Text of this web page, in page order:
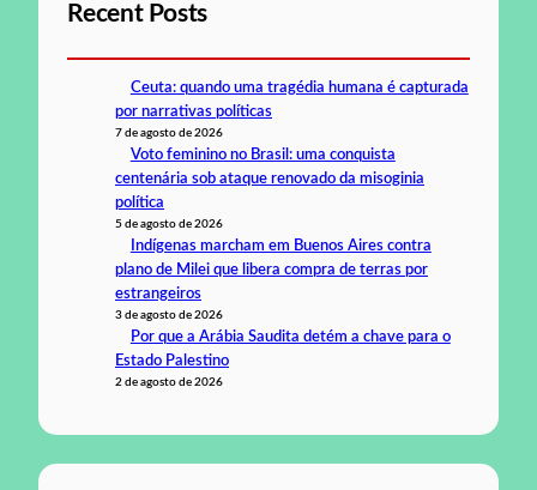
Recent Posts
Ceuta: quando uma tragédia humana é capturada
por narrativas políticas
7 de agosto de 2026
Voto feminino no Brasil: uma conquista
centenária sob ataque renovado da misoginia
política
5 de agosto de 2026
Indígenas marcham em Buenos Aires contra
plano de Milei que libera compra de terras por
estrangeiros
3 de agosto de 2026
Por que a Arábia Saudita detém a chave para o
Estado Palestino
2 de agosto de 2026